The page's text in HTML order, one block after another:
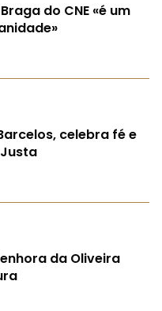
do CNE «é um
celebra fé e
da Oliveira